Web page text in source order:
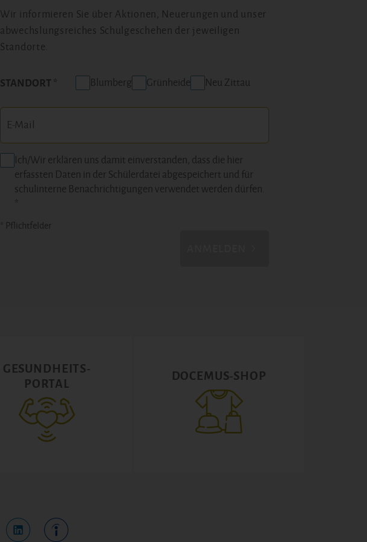
Wir informieren Sie über Aktionen, Neuerungen und unser
abwechslungsreiches Schulgeschehen der jeweiligen
Standorte.
STANDORT Blumberg Grünheide Neu Zittau
Ich/Wir erklären uns damit einverstanden, dass die hier
erfassten Daten in der Schülerdatei abgespeichert und für
schulinterne Benachrichtigungen verwendet werden dürfen.
*
* Pflichtfelder
GESUNDHEITS-
PORTAL
DOCEMUS-SHOP